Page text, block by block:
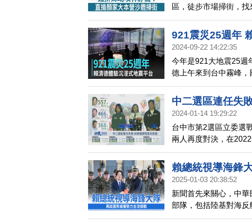
區，徒步市場掃街，
民黨顏寬恒，則推出
長，訴求在地連結。
921震災25週年
2024-09-22 14:22:35
今年是921大地震25週
德上午來到台中霧峰
當年規模7.3的強烈地
中二選區連任失
2024-01-14 19:29:22
台中市第2選區立委選
兩人再度對決，在
今年捲土重來，傍晚
選。
賴總統視導海鋒
2025-01-03 20:38:52
新聞首先來關心，中
部隊，包括陸基對海
況、機動飛彈車；隨